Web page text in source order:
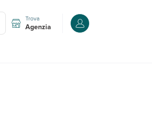
Trova
Agenzia Accedi o registrati